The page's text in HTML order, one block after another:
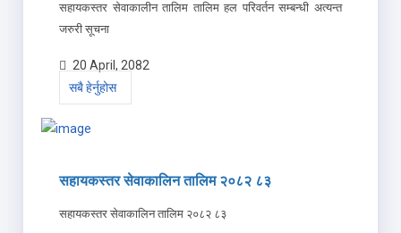
सहायकस्तर सेवाकालीन तालिम तालिम हल परिवर्तन सम्बन्धी अत्यन्त
जरुरी सूचना
20 April, 2082
सबै हेर्नुहोस
सहायकस्तर सेवाकालिन तालिम २०८२ ८३
सहायकस्तर सेवाकालिन तालिम २०८२ ८३